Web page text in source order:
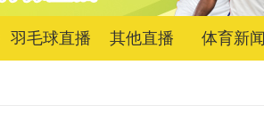
羽毛球直播 其他直播 体育新闻